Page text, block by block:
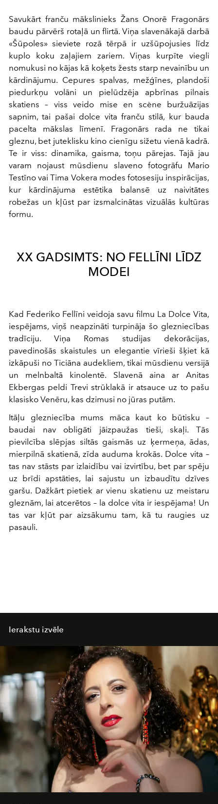
Savukārt franču mākslinieks Žans Onorē Fragonārs
baudu pārvērš rotaļā un flirtā. Viņa slavenākajā darbā
«Šūpoles» sieviete rozā tērpā ir uzšūpojusies līdz
kuplo koku zaļajiem zariem. Viņas kurpīte viegli
nomukusi no kājas kā koķets žests starp nevainību un
kārdinājumu. Cepures spalvas, mežģīnes, plandoši
piedurkņu volāni un pielūdzēja apbrīnas pilnais
skatiens – viss veido mise en scène buržuāzijas
sapnim, tai pašai dolce vita franču stilā, kur bauda
pacelta mākslas līmenī. Fragonārs rada ne tikai
gleznu, bet juteklisku kino cienīgu sižetu vienā kadrā.
Te ir viss: dinamika, gaisma, toņu pārejas. Tajā jau
varam nojaust mūsdienu slaveno fotogrāfu Mario
Testīno vai Tima Vokera modes fotosesiju inspirācijas,
kur kārdinājuma estētika balansē uz naivitātes
robežas un kļūst par izsmalcinātas vizuālās kultūras
formu.
XX GADSIMTS: NO FELLĪNI LĪDZ
MODEI
Kad Federiko Fellīni veidoja savu filmu La Dolce Vita,
iespējams, viņš neapzināti turpināja šo glezniecības
tradīciju. Viņa Romas studijas dekorācijas,
pavedinošās skaistules un elegantie vīrieši šķiet kā
izkāpuši no Ticiāna audekliem, tikai mūsdienu versijā
un melnbaltā kinolentē. Slavenā aina ar Anitas
Ekbergas peldi Trevi strūklakā ir atsauce uz to pašu
klasisko Venēru, kas dzimusi no jūras putām.
Itāļu glezniecība mums māca kaut ko būtisku –
baudai nav obligāti jāizpaužas tieši, skaļi. Tās
pievilcība slēpjas siltās gaismās uz ķermeņa, ādas,
mierpilnā skatienā, zīda auduma krokās. Dolce vita –
tas nav stāsts par izlaidību vai izvirtību, bet par spēju
uz brīdi apstāties, lai sajustu un izbaudītu dzīves
garšu. Dažkārt pietiek ar vienu skatienu uz meistaru
gleznām, lai atcerētos – la dolce vita ir iespējama! Un
tas var kļūt par aizsākumu tam, kā tu raugies uz
pasauli.
Ierakstu izvēle